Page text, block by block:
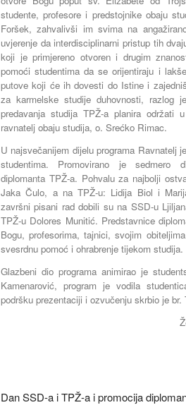
studente, profesore i predstojnike obaju
Foršek, zahvalivši im svima na
uvjerenje da interdisciplinarni pristup tih
koji je primjereno otvoren i drugim
pomoći studentima da se orijentiraju i
putove koji će ih dovesti do Istine i
za karmelske studije duhovnosti,
predavanja studija TPŽ-a planira održati
ravnatelj obaju studija, o. Srećko Rimac.
U najsvečanijem dijelu programa Ravnatelj
studentima. Promovirano je sedmero
diplomanta TPŽ-a. Pohvalu za najbolji
Jaka Čulo, a na TPŽ-u: Lidija Biol i
završni pisani rad dobili su na SSD-u
TPŽ-u Dolores Munitić. Predstavnice
Bogu, profesorima, tajnici, svojim
svesrdnu pomoć i ohrabrenje tijekom studija.
Glazbeni dio programa animirao je
Kamenarović, program je vodila
podršku prezentaciji i ozvučenju skrbio je br.
Dan SSD-a i TPŽ-a i promocija